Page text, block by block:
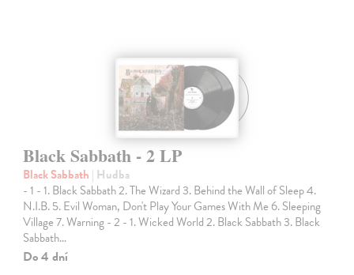
Black Sabbath - 2 LP
Black Sabbath | Hudba
- 1 - 1. Black Sabbath 2. The Wizard 3. Behind the Wall of Sleep 4.
N.I.B. 5. Evil Woman, Don't Play Your Games With Me 6. Sleeping
Village 7. Warning - 2 - 1. Wicked World 2. Black Sabbath 3. Black
Sabbath…
Do 4 dní